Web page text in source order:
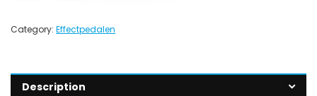
Category: Effectpedalen
Description